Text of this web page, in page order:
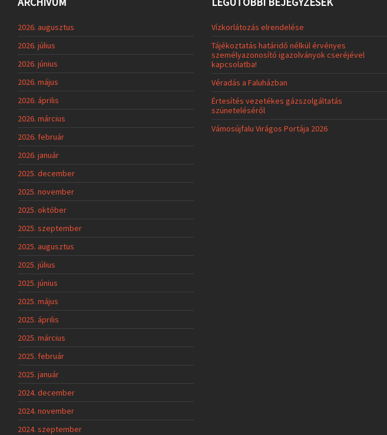
2026. augusztus
2026. július
2026. június
2026. május
2026. április
2026. március
2026. február
2026. január
2025. december
2025. november
2025. október
2025. szeptember
2025. augusztus
2025. július
2025. június
2025. május
2025. április
2025. március
2025. február
2025. január
2024. december
2024. november
2024. szeptember
Vízkorlátozás elrendelése
Tájékoztatás határidő nélkül érvényes
személyazonosító igazolványok cseréjével
kapcsolatba!
Véradás a Faluházban
Értesítés vezetékes gázszolgáltatás
szüneteléséről
Vámosújfalu Virágos Portája 2026